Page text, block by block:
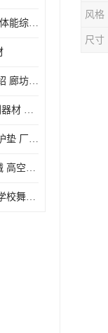
高空体能训练架 标准 体能综合训练架
撑杆式跳高垫 厂家介绍 廊坊舞蹈室体操垫
400米障碍低桩网 军训器材 厂家实物图
训练垫子 焦作运动保护垫 厂家销售
组合心理行为训练器械 高空拓展训练架 守信厂家
滑雪场保护垫 石嘴山学校舞蹈垫
风格
尺寸